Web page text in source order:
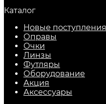
Каталог
Новые поступления
Оправы
Очки
Линзы
Футляры
Оборудование
Акция
Аксессуары